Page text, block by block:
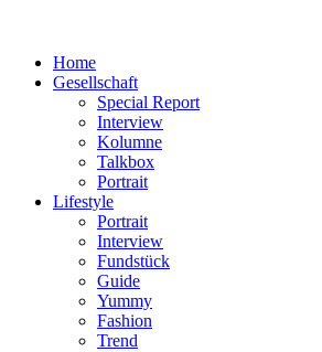
Home
Gesellschaft
Special Report
Interview
Kolumne
Talkbox
Portrait
Lifestyle
Portrait
Interview
Fundstück
Guide
Yummy
Fashion
Trend